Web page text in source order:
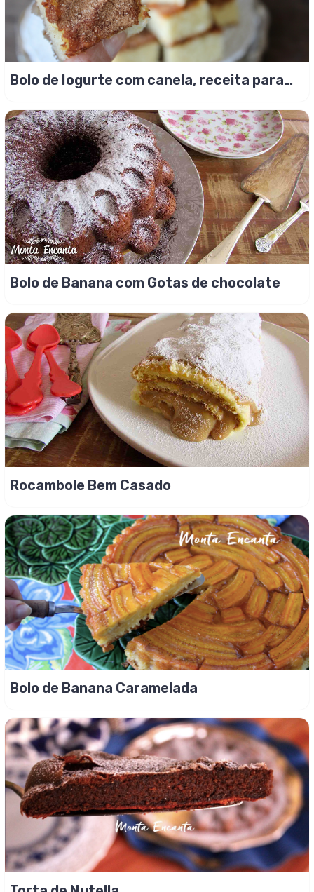
Bolo de Iogurte com canela, receita para
Bolo de Banana com Gotas de chocolate
Rocambole Bem Casado
Bolo de Banana Caramelada